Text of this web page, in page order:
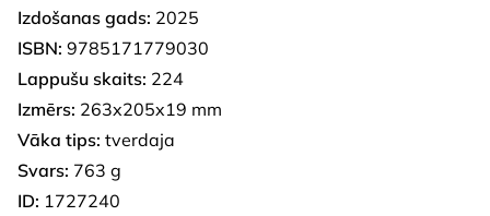
Izdošanas gads: 2025
ISBN: 9785171779030
Lappušu skaits: 224
Izmērs: 263x205x19 mm
Vāka tips: tverdaja
Svars: 763 g
ID: 1727240